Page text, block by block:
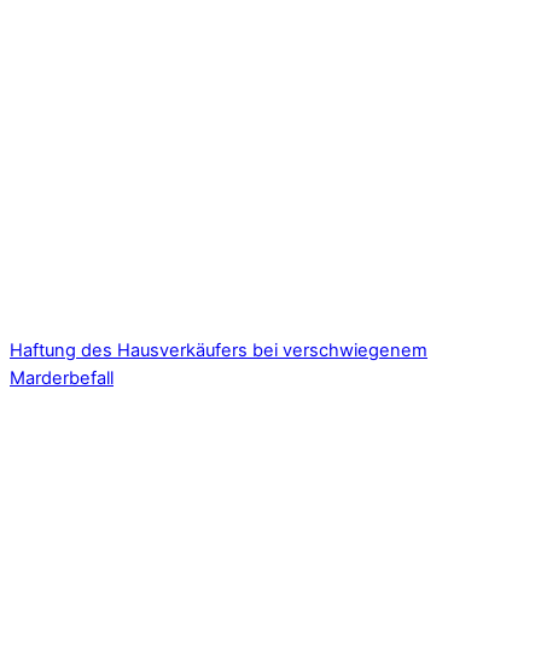
Haftung des Hausverkäufers bei verschwiegenem
Marderbefall